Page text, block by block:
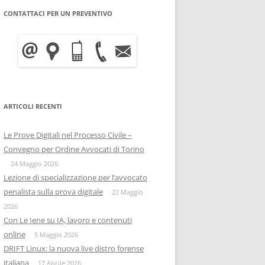
SU TELEGRAM
WRITE BLOCKER: COME
QUANTO COSTA
INFORMATICA GIURIDICA
DATA BREACH
DIGITAL FORENSICS
DISTRIBUZIONE FORENSE
BITCOIN FORENSICS E
BLOCKCHAIN
ONIF
OSINTITALIA
CONTATTACI PER UN PREVENTIVO
ARTICOLI RECENTI
Le Prove Digitali nel Processo Civile –
Convegno per Ordine Avvocati di Torino
24 Maggio 2026
Lezione di specializzazione per l’avvocato
penalista sulla prova digitale
22 Maggio
2026
Con Le Iene su IA, lavoro e contenuti
online
5 Maggio 2026
DRIFT Linux: la nuova live distro forense
italiana
17 Aprile 2026